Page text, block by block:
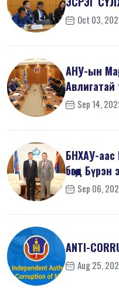
ХУРАЛД
Oct 03,
АНУ-ын
Авлигатай
Sep 14,
БНХАУ-аас
бөгөөд
Sep 06,
ANTI-
Aug 25,